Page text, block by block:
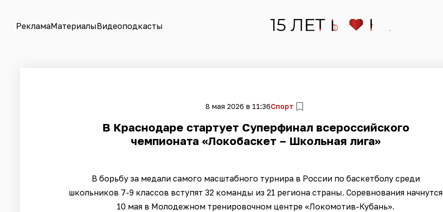
РекламаМатериалыВидеоподкасты
8 мая 2026 в 11:36Спорт
В Краснодаре стартует Суперфинал всероссийского
чемпионата «Локобаскет – Школьная лига»
В борьбу за медали самого масштабного турнира в России по баскетболу среди
школьников 7-9 классов вступят 32 команды из 21 региона страны. Соревнования начнутся
10 мая в Молодежном тренировочном центре «Локомотив-Кубань».